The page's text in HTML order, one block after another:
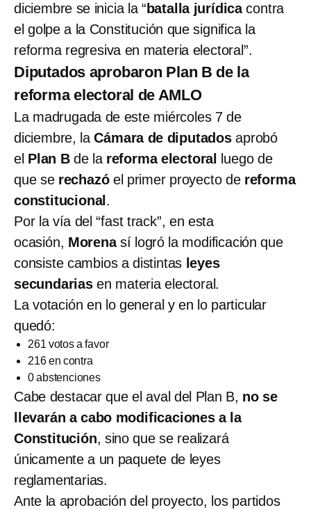
diciembre se inicia la “ batalla jurídicacontra
el golpe a la Constitución que significa la
reforma regresiva en materia electoral”.
Diputados aprobaron Plan B de la
reforma electoral de AMLO
La madrugada de este miércoles 7 de
diciembre, laCámara de diputadosaprobó
el Plan B de la reforma electoral
luego de
que se rechazóel primer proyecto de reforma
constitucional .
Por la vía del “fast track”, en esta
ocasión, Morenasí logró la modificación que
consiste cambios a distintas leyes
secundariasen materia electoral.
La votación en lo general y en lo particular
quedó:
261 votos a favor
216 en contra
0 abstenciones
Cabe destacar que el aval del Plan B, no se
llevarán a cabo modificaciones a la
Constitución, sino que se realizará
únicamente a un paquete de leyes
reglamentarias.
Ante la aprobación del proyecto, los partidos